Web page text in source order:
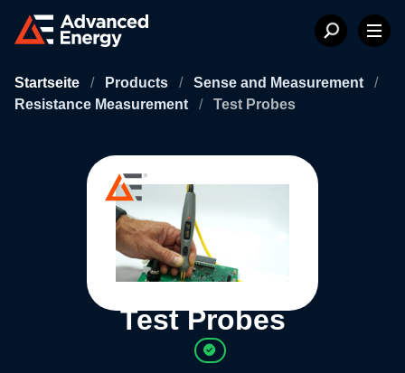
Startseite / Products / Sense and Measurement
/
Resistance Measurement
/ Test Probes
Test Probes